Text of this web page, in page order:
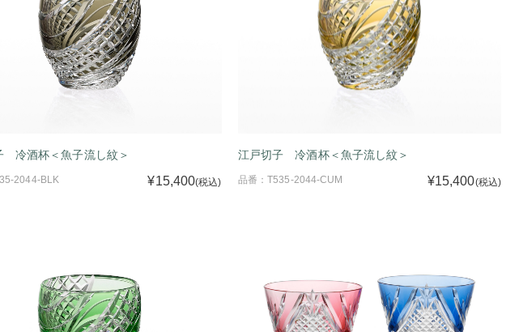
冷酒杯＜魚子流し紋＞
2044-BLK ¥15,400(税込)
江戸切子 冷酒杯＜魚子流し紋＞
品番：T535-2044-CUM ¥15,400(税込)